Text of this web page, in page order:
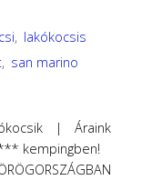
, lakókocsis
, san marino
| Áraink
kempingben!